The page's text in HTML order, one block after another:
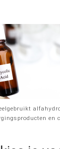
en